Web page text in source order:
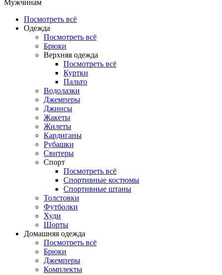
Мужчинам
Посмотреть всё
Одежда
Посмотреть всё
Брюки
Верхняя одежда
Посмотреть всё
Куртки
Пальто
Водолазки
Джемперы
Джинсы
Жакеты
Жилеты
Кардиганы
Рубашки
Свитеры
Спорт
Посмотреть всё
Спортивные костюмы
Спортивные штаны
Толстовки
Футболки
Худи
Шорты
Домашняя одежда
Посмотреть всё
Брюки
Джемперы
Комплекты